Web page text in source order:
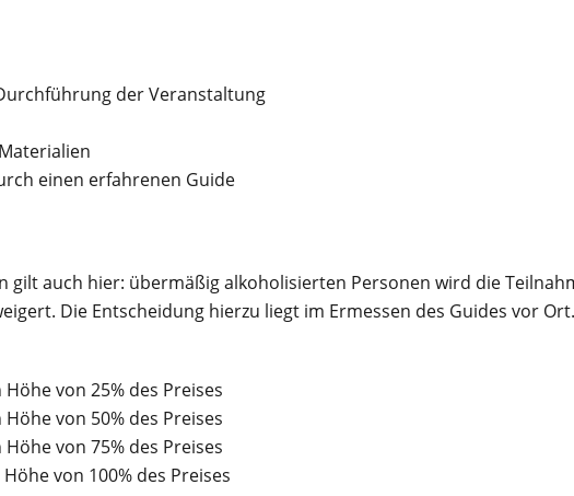
der Veranstaltung
einen erfahrenen Guide
gilt auch hier: übermäßig alkoholisierten Personen wird die
Die Entscheidung hierzu liegt im Ermessen des Guides vor Ort.
von 25% des Preises
von 50% des Preises
von 75% des Preises
von 100% des Preises